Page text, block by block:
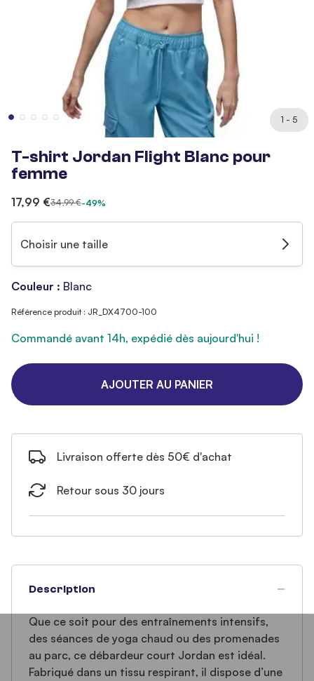
1 - 5
T-shirt Jordan Flight Blanc pour
femme
17,99 €34,99 €-49%
Choisir une taille
Couleur : Blanc
Référence produit : JR_DX4700-100
Commandé avant 14h, expédié dès aujourd'hui !
AJOUTER AU PANIER
Livraison offerte dès 50€ d'achat
Retour sous 30 jours
Description
Que ce soit pour des entraînements intensifs,
des séances de yoga chaud ou des promenades
au parc, ce débardeur court Jordan est idéal.
Fabriqué dans un tissu respirant, il dispose d’une